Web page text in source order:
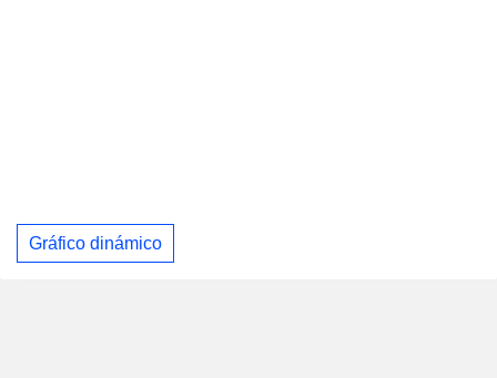
Gráfico dinámico